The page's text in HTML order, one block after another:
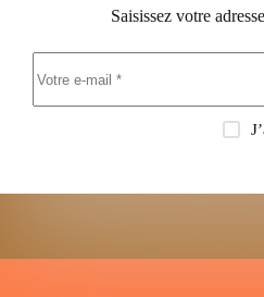
Saisissez votre